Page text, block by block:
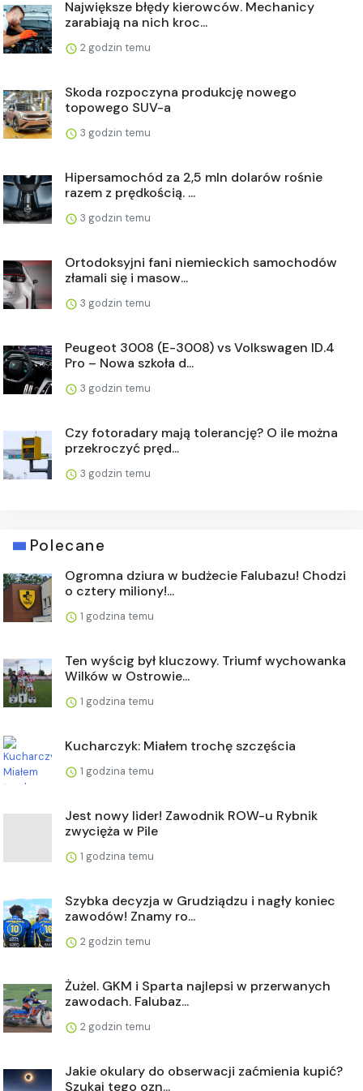
Największe błędy kierowców. Mechanicy
zarabiają na nich kroc...
2 godzin temu
Skoda rozpoczyna produkcję nowego
topowego SUV-a
3 godzin temu
Hipersamochód za 2,5 mln dolarów rośnie
razem z prędkością. ...
3 godzin temu
Ortodoksyjni fani niemieckich samochodów
złamali się i masow...
3 godzin temu
Peugeot 3008 (E-3008) vs Volkswagen ID.4
Pro – Nowa szkoła d...
3 godzin temu
Czy fotoradary mają tolerancję? O ile można
przekroczyć pręd...
3 godzin temu
Polecane
Ogromna dziura w budżecie Falubazu! Chodzi
o cztery miliony!...
1 godzina temu
Ten wyścig był kluczowy. Triumf wychowanka
Wilków w Ostrowie...
1 godzina temu
Kucharczyk: Miałem trochę szczęścia
1 godzina temu
Jest nowy lider! Zawodnik ROW-u Rybnik
zwycięża w Pile
1 godzina temu
Szybka decyzja w Grudziądzu i nagły koniec
zawodów! Znamy ro...
2 godzin temu
Żużel. GKM i Sparta najlepsi w przerwanych
zawodach. Falubaz...
2 godzin temu
Jakie okulary do obserwacji zaćmienia kupić?
Szukaj tego ozn...